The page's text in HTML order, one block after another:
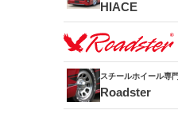
風神(180SX)
雷神(S15)
龍神(チェイサ
リアフェンダー
ブラッシュフ
コンバットアイ
アルミホイール
MUD-SR7
MUD-S7
HIACE
エアロシリーズ
LUX MODEL SP
オーバーフェン
スチールホイール専
Roadster